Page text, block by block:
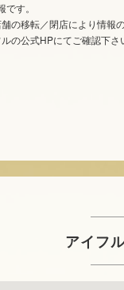
す。
の移転／閉店により情報
の公式HPにてご確認下さ
アイフ